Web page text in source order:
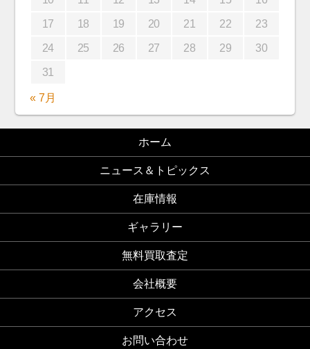
17 18 19 20 21 22 23
24 25 26 27 28 29 30
31
« 7月
ホーム
ニュース＆トピックス
在庫情報
ギャラリー
無料買取査定
会社概要
アクセス
お問い合わせ